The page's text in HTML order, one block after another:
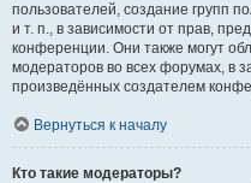
пользователей, создание групп
и т. п., в зависимости от прав,
конференции. Они также могут
модераторов во всех форумах, в
произведённых создателем
Вернуться к началу
Кто такие модераторы?